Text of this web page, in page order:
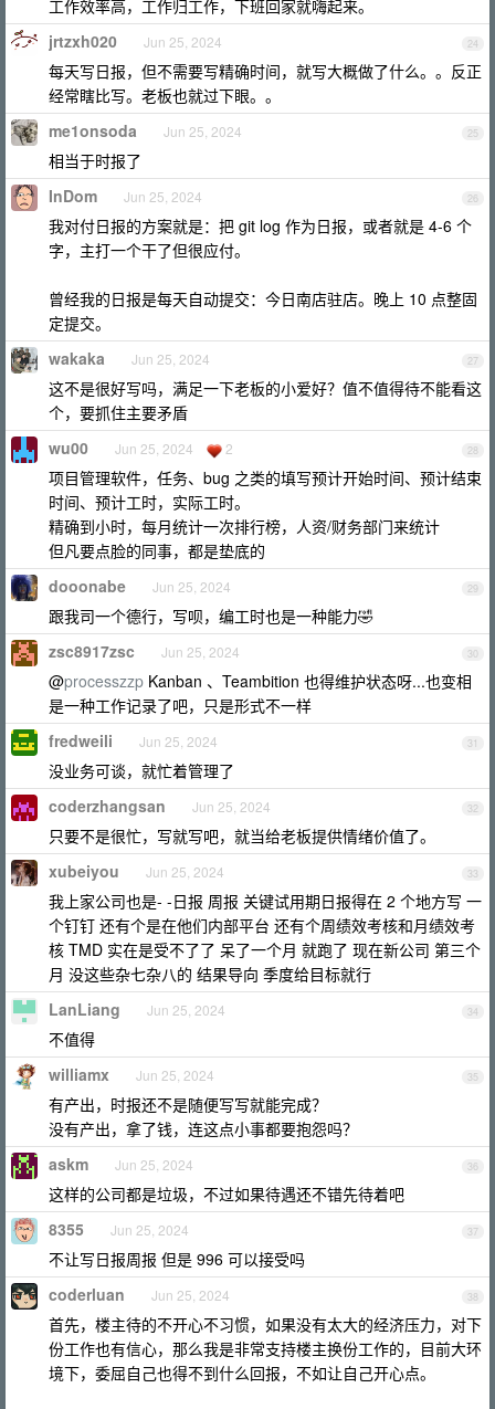
工作效率高，工作归工作，下班回家就嗨起来。
24
jrtzxh020 Jun 25, 2024
每天写日报，但不需要写精确时间，就写大概做了什么。。反正
经常瞎比写。老板也就过下眼。。
25
me1onsoda Jun 25, 2024
相当于时报了
26
InDom Jun 25, 2024
我对付日报的方案就是：把 git log 作为日报，或者就是 4-6 个
字，主打一个干了但很应付。
曾经我的日报是每天自动提交：今日南店驻店。晚上 10 点整固
定提交。
27
wakaka Jun 25, 2024
这不是很好写吗，满足一下老板的小爱好？值不值得待不能看这
个，要抓住主要矛盾
28
wu00 Jun 25, 2024 2
项目管理软件，任务、bug 之类的填写预计开始时间、预计结束
时间、预计工时，实际工时。
精确到小时，每月统计一次排行榜，人资/财务部门来统计
但凡要点脸的同事，都是垫底的
29
dooonabe Jun 25, 2024
跟我司一个德行，写呗，编工时也是一种能力🤣
30
zsc8917zsc Jun 25, 2024
@processzzp Kanban 、Teambition 也得维护状态呀...也变相
是一种工作记录了吧，只是形式不一样
31
fredweili Jun 25, 2024
没业务可谈，就忙着管理了
32
coderzhangsan Jun 25, 2024
只要不是很忙，写就写吧，就当给老板提供情绪价值了。
33
xubeiyou Jun 25, 2024
我上家公司也是- -日报 周报 关键试用期日报得在 2 个地方写 一
个钉钉 还有个是在他们内部平台 还有个周绩效考核和月绩效考
核 TMD 实在是受不了了 呆了一个月 就跑了 现在新公司 第三个
月 没这些杂七杂八的 结果导向 季度给目标就行
34
LanLiang Jun 25, 2024
不值得
35
williamx Jun 25, 2024
有产出，时报还不是随便写写就能完成？
没有产出，拿了钱，连这点小事都要抱怨吗？
36
askm Jun 25, 2024
这样的公司都是垃圾，不过如果待遇还不错先待着吧
37
8355 Jun 25, 2024
不让写日报周报 但是 996 可以接受吗
38
coderluan Jun 25, 2024
首先，楼主待的不开心不习惯，如果没有太大的经济压力，对下
份工作也有信心，那么我是非常支持楼主换份工作的，目前大环
境下，委屈自己也得不到什么回报，不如让自己开心点。